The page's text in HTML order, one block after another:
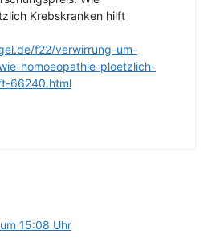
Krebskranken hilft
f22/verwirrung-um-
homoeopathie-ploetzlich-
66240.html
15:08 Uhr